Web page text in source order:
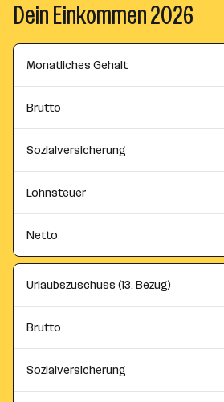
Dein Einkommen 2026
Monatliches Gehalt
Brutto
Sozialversicherung
Lohnsteuer
Netto
Urlaubszuschuss (13. Bezug)
Brutto
Sozialversicherung